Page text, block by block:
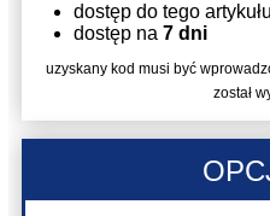
dostęp do tego artykułu
dostęp na 7 dni
uzyskany kod musi być
został